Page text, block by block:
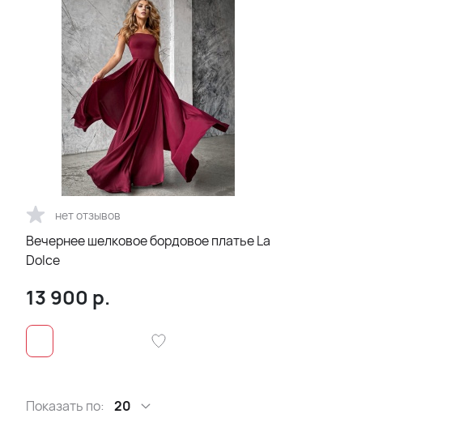
нет отзывов
Вечернее шелковое бордовое платье La
Dolce
13 900 р.
Показать по: 20